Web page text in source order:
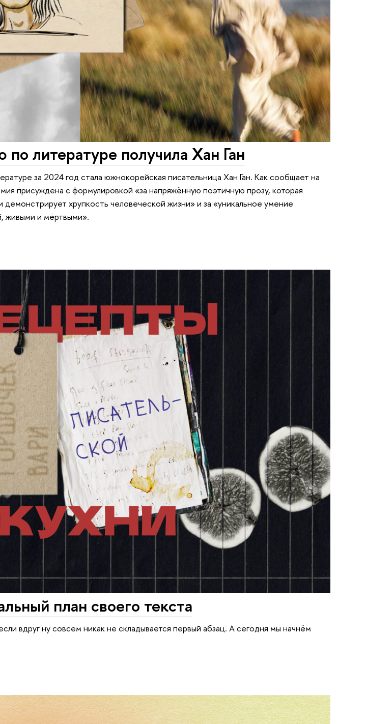
литературе получила Хан Ган
за 2024 год стала южнокорейская писательница Хан Ган. Как сообщает на
присуждена с формулировкой «за напряжённую поэтичную прозу, которая
демонстрирует хрупкость человеческой жизни» и за «уникальное умение
живыми и мёртвыми».
план своего текста
вдруг ну совсем никак не складывается первый абзац. А сегодня мы начнём